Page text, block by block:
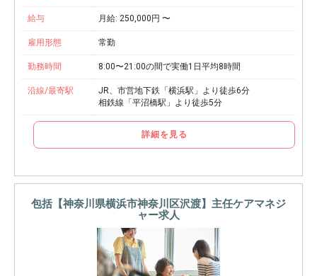
給与 月給: 250,000円 〜
雇用形態 常勤
勤務時間 8:00〜21:00の間で実働1日平均8時間
沿線/最寄駅
JR、市営地下鉄「横浜駅」より徒歩6分
相鉄線「平沼橋駅」より徒歩5分
詳細を見る
包括【神奈川県横浜市神奈川区沢渡】主任ケアマネジ
ャー求人